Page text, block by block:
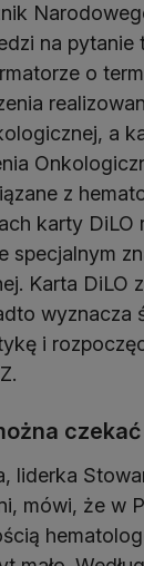
na pytanie
o
a
z
karty DiLO
specjalnym
Karta DiLO
wyznacza
i
czekać
liderka
mówi, że w